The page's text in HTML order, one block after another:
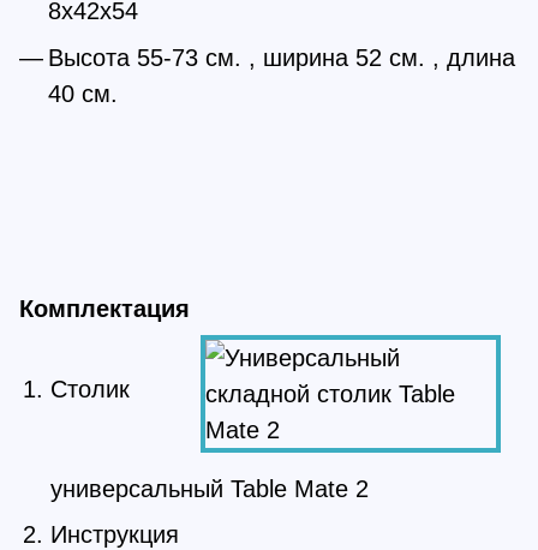
8х42х54
Высота 55-73 см. , ширина 52 см. , длина
40 см.
Комплектация
Столик
универсальный Table Mate 2
Инструкция